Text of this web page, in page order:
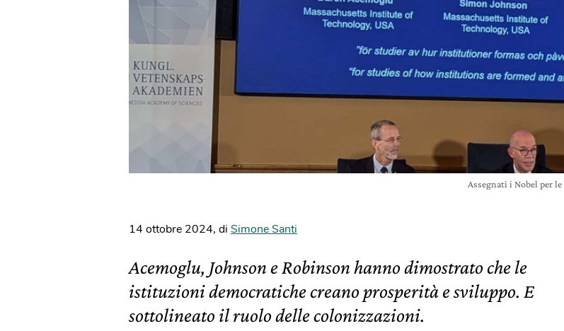
Assegnati i Nobel per
14 ottobre 2024, di Simone Santi
Acemoglu, Johnson e Robinson hanno dimostrato che le
istituzioni democratiche creano prosperità e sviluppo. E
sottolineato il ruolo delle colonizzazioni.